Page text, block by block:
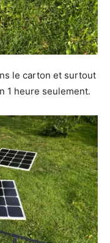
le carton et surtout
1 heure seulement.